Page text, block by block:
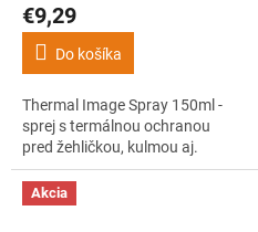
€9,29
Do košíka
Thermal Image Spray 150ml -
sprej s termálnou ochranou
pred žehličkou, kulmou aj.
Akcia